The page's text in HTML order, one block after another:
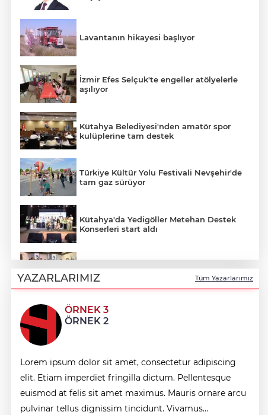
Lavantanın hikayesi başlıyor
İzmir Efes Selçuk'te engeller atölyelerle
aşılıyor
Kütahya Belediyesi'nden amatör spor
kulüplerine tam destek
Türkiye Kültür Yolu Festivali Nevşehir'de
tam gaz sürüyor
Kütahya'da Yedigöller Metehan Destek
Konserleri start aldı
adım: İlk şube Diyarbakır’da açıldı
Muğla Milas'ta "Mylasa Band" izdihamı
Uludağ İçecek, 1. FC Nürnberg’in resmi
sponsoru oldu
VakıfBank, Vanja Ivanovic’i transfer etti
YAZARLARIMIZ Tüm Yazarlarımız
ÖRNEK 3
ÖRNEK 2
Lorem ipsum dolor sit amet, consectetur adipiscing
elit. Etiam imperdiet fringilla dictum. Pellentesque
euismod at felis sit amet maximus. Mauris ornare arcu
pulvinar tellus dignissim tincidunt. Vivamus